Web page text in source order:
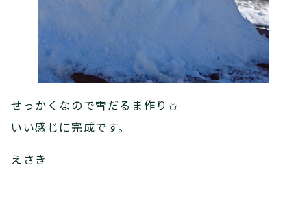
せっかくなので雪だるま作り⛄
いい感じに完成です。
えさき